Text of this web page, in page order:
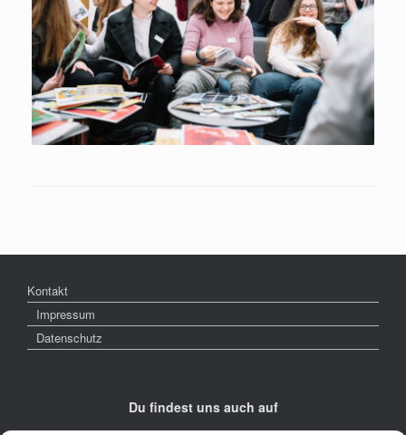
Kontakt
Impressum
Datenschutz
Du findest uns auch auf